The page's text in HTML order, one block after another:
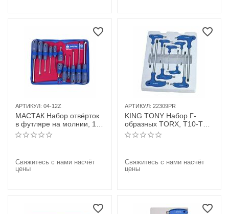
АРТИКУЛ: 04-12Z
МАСТАК Набор отвёрток
в футляре на молнии, 12
предметов
Свяжитесь с нами насчёт
цены
АРТИКУЛ: 22309PR
KING TONY Набор Г-
образных TORX, T10-T50,
9 предметов
Свяжитесь с нами насчёт
цены